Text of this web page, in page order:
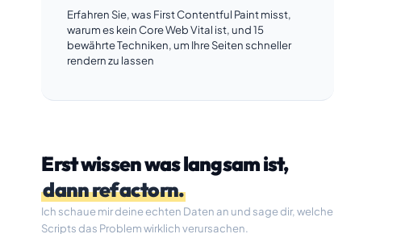
Erfahren Sie, was First Contentful Paint misst,
warum es kein Core Web Vital ist, und 15
bewährte Techniken, um Ihre Seiten schneller
rendern zu lassen
Erst wissen was langsam ist,
dann refactorn.
Ich schaue mir deine echten Daten an und sage dir, welche
Scripts das Problem wirklich verursachen.